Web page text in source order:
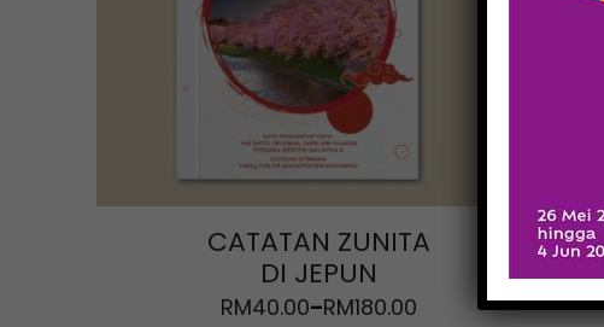
CATATAN ZUNITA
DI JEPUN
RM40.00–RM180.00